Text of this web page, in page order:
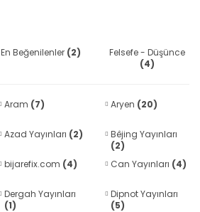
En Beğenilenler (2)
Felsefe - Düşünce
(4)
Aram (7) Aryen (20)
Azad Yayınları (2)
Bêjing Yayınları
(2)
bijarefix.com (4) Can Yayınları (4)
Dergah Yayınları
(1)
Dipnot Yayınları
(5)